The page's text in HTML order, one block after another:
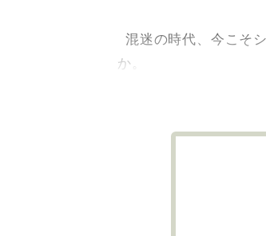
混迷の時代、今こそ
か。